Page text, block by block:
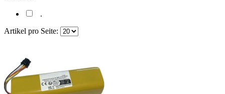
.
Artikel pro Seite: